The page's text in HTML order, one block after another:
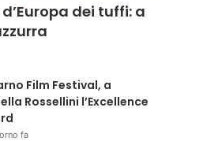
dei tuffi: a
Film Festival, a
Rossellini l’Excellence
fa